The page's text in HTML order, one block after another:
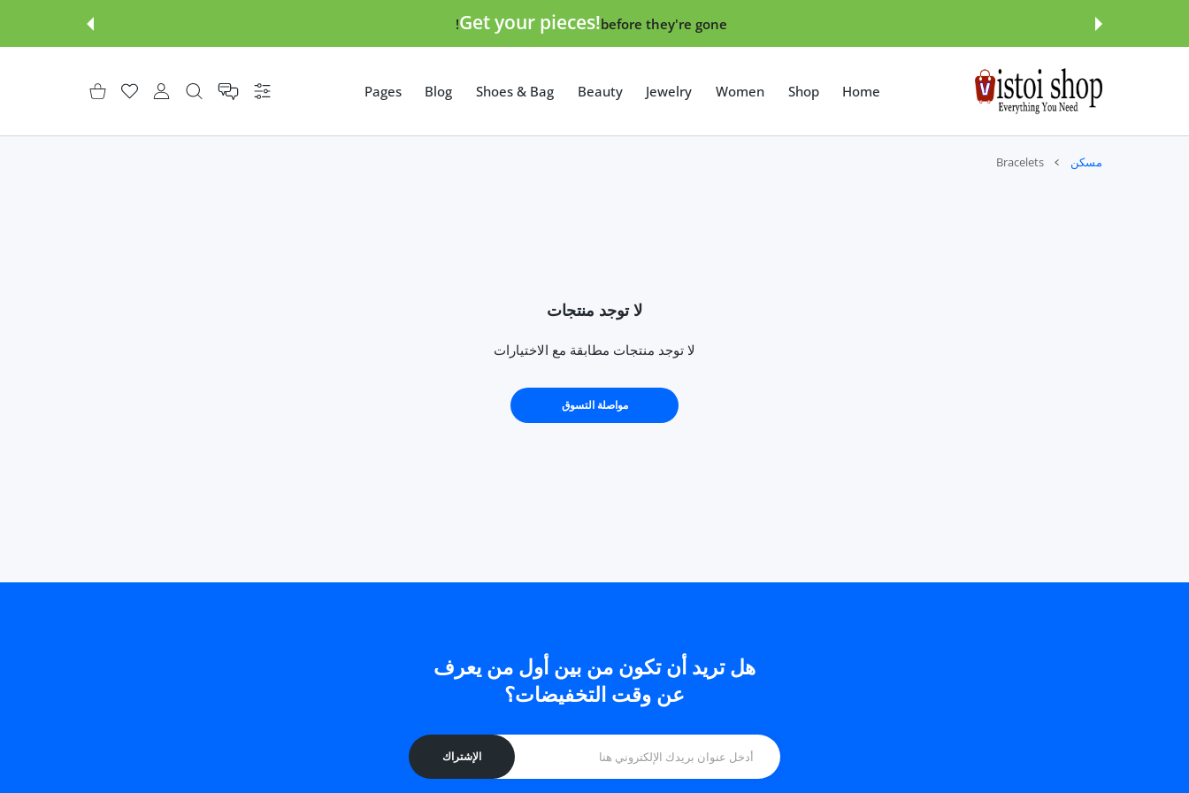
Get your pieces!before they're gone!
Home
Shop
Women
Jewelry
Beauty
Shoes & Bag
Blog
Pages إعدادات حساب المستخدم
قائمة الرغباتعربة التسوق
مسكن Bracelets
لا توجد منتجات
لا توجد منتجات مطابقة مع الاختيارات
مواصلة التسوق
هل تريد أن تكون من بين أول من يعرف
عن وقت التخفيضات؟
الإشتراك